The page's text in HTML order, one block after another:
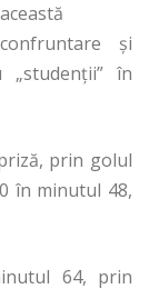
această
confruntare și
în
prin golul
în minutul 48,
64, prin